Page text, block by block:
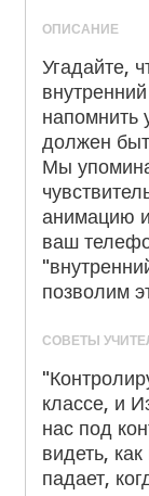
ОПИСАНИЕ
Угадайте,
напомнить
должен
Мы
анимацию
ваш
позволим
СОВЕТЫ
классе, и
нас под
видеть,
падает,